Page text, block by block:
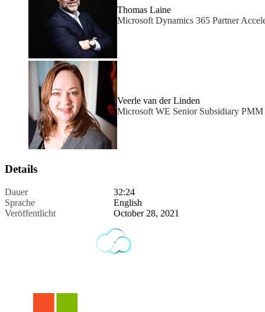
Thomas Laine
Microsoft Dynamics 365 Partner
Veerle van der Linden
Microsoft WE Senior Subsidiary
Details
Dauer
32:24
Sprache
English
Veröffentlicht
October 28, 2021